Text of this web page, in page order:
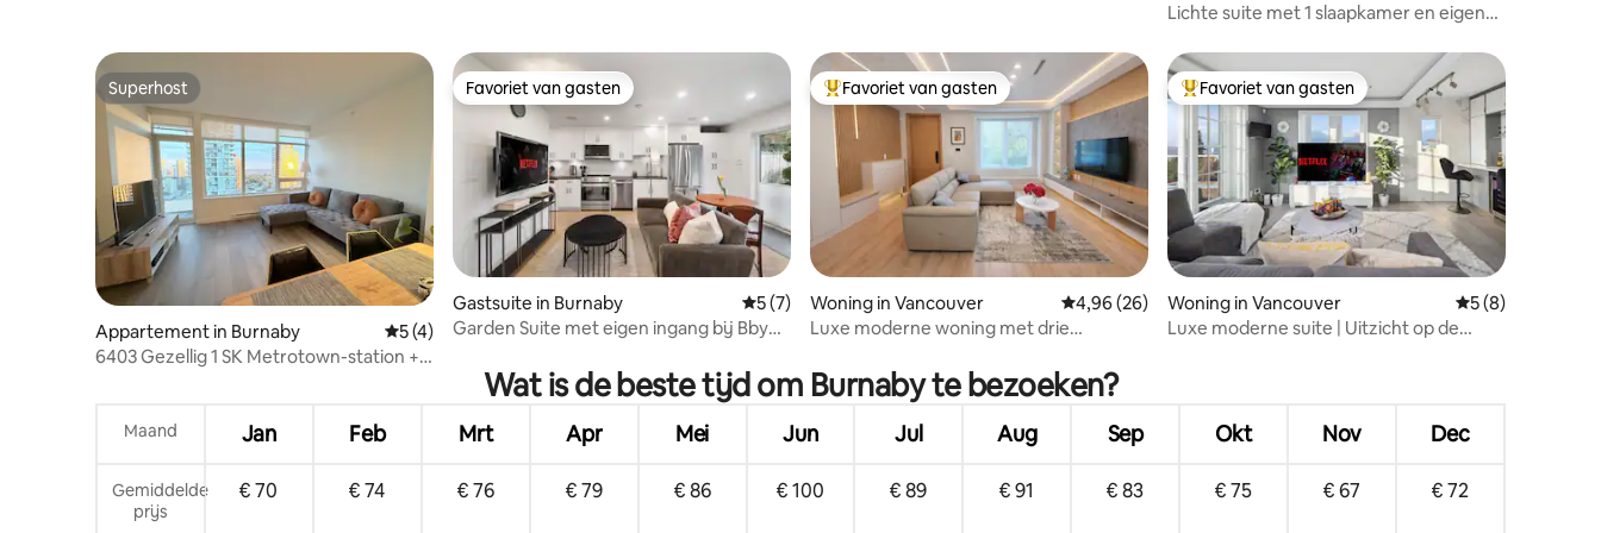
Lichte suite met 1 slaapkamer en eigen
Superhost
Superhost
Appartement in Burnaby Gemiddelde beoordeling van 5 uit 5, 4 recensies
5 (4)
6403 Gezellig 1 SK Metrotown-station +
Favoriet van gasten
Favoriet van gasten
Gastsuite in Burnaby Gemiddelde beoordeling van 5 uit 5, 7 recensies
5 (7)
Garden Suite met eigen ingang bij Bby
Topfavoriet van gasten
Favoriet van gasten
Woning in Vancouver Gemiddelde beoordeling van 4,96 uit 5, 26 recensies
4,96 (26)
Luxe moderne woning met drie
Topfavoriet van gasten
Favoriet van gasten
Woning in Vancouver Gemiddelde
5 (8)
Luxe moderne suite | Uitzicht op de
Wat is de beste tijd om Burnaby te bezoeken?
Maand Jan Feb Mrt Apr Mei Jun Jul Aug Sep Okt Nov Dec
Gemiddelde
prijs
€ 70 € 74 € 76 € 79 € 86 € 100 € 89 € 91 € 83 € 75 € 67 € 72